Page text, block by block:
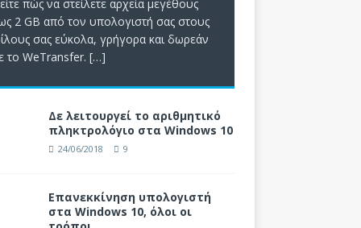
πώς να στείλετε αρχεία μεγέθους
2 GB από τον υπολογιστή σας στους
σας εύκολα, γρήγορα και δωρεάν
το WeTransfer. […]
Δε λειτουργεί το αριθμητικό
πληκτρολόγιο στα Windows 10
24/06/2018 9
Επανεκκίνηση υπολογιστή
στα Windows 10, όλοι οι